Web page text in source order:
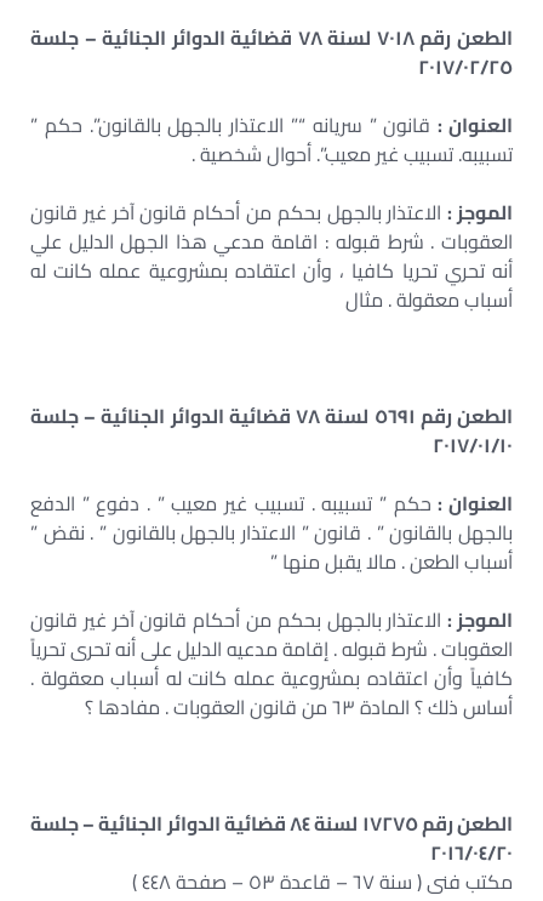
الطعن رقم ٧٠١٨ لسنة ٧٨ قضائية الدوائر الجنائية – جلسة
٢٠١٧/٠٢/٢٥
العنوان :قانون ” سريانه “” الاعتذار بالجهل بالقانون”. حكم ”
تسبيبه. تسبيب غير معيب”. أحوال شخصية .
الموجز :الاعتذار بالجهل بحكم من أحكام قانون آخر غير قانون
العقوبات . شرط قبوله : اقامة مدعي هذا الجهل الدليل علي
أنه تحري تحريا كافيا ، وأن اعتقاده بمشروعية عمله كانت له
أسباب معقولة . مثال
الطعن رقم ٥٦٩١ لسنة ٧٨ قضائية الدوائر الجنائية – جلسة
٢٠١٧/٠١/١٠
العنوان :حكم ” تسبيبه . تسبيب غير معيب ” . دفوع ” الدفع
بالجهل بالقانون ” . قانون ” الاعتذار بالجهل بالقانون ” . نقض ”
أسباب الطعن . مالا يقبل منها ”
الموجز :الاعتذار بالجهل بحكم من أحكام قانون آخر غير قانون
العقوبات . شرط قبوله . إقامة مدعيه الدليل على أنه تحرى تحرياً
كافياً وأن اعتقاده بمشروعية عمله كانت له أسباب معقولة .
أساس ذلك ؟ المادة ٦٣ من قانون العقوبات . مفادها ؟
الطعن رقم ١٧٢٧٥ لسنة ٨٤ قضائية الدوائر الجنائية – جلسة
٢٠١٦/٠٤/٢٠
مكتب فنى ( سنة ٦٧ – قاعدة ٥٣ – صفحة ٤٤٨ )